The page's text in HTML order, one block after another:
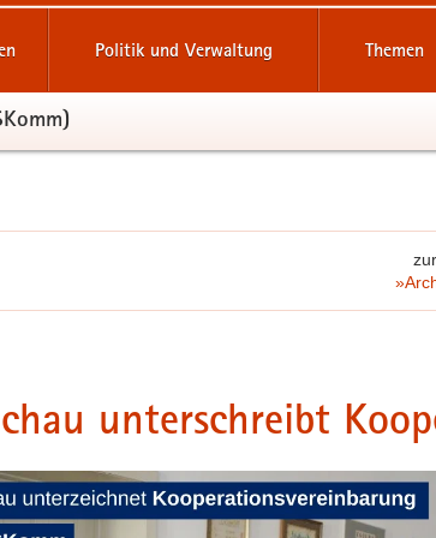
Politik und Verwaltung Themen
unterschreibt